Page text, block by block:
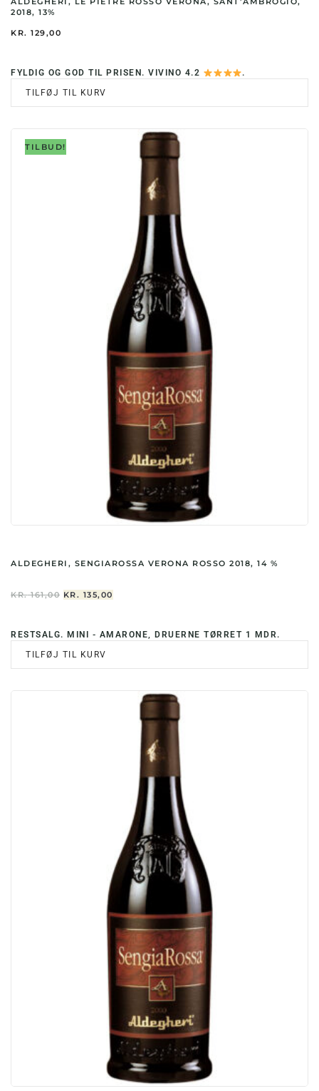
2018, 13%
KR. 129,00
FYLDIG OG GOD TIL PRISEN. VIVINO 4.2
.
TILFØJ TIL KURV
TILBUD!
ALDEGHERI, SENGIAROSSA VERONA ROSSO 2018, 14 %
KR.161,00 DEN
KR. 161,00.
KR. 135,00
KR. 135,00.
RESTSALG. MINI - AMARONE, DRUERNE TØRRET 1 MDR.
TILFØJ TIL KURV